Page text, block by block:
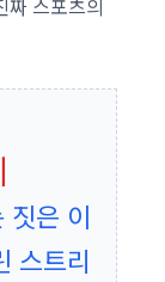
스포츠의
은 이
스트리